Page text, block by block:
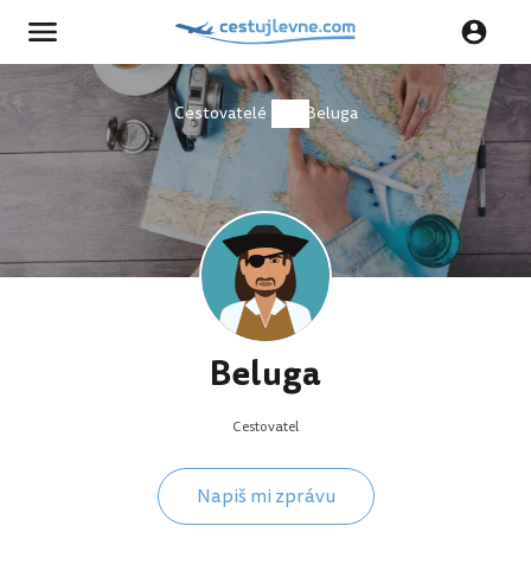
Cestovatelé Beluga
Beluga
Cestovatel
Napiš mi zprávu